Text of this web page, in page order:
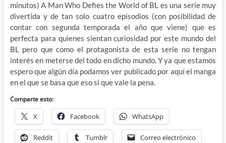
minutos) A Man Who Defies the World of BL es una serie muy
divertida y de tan solo cuatro episodios (con posibilidad de
contar con segunda temporada el año que viene) que es
perfecta para quienes sientan curiosidad por este mundo del
BL pero que como el protagonista de esta serie no tengan
interés en meterse del todo en dicho mundo. Y ya que estamos
espero que algún día podamos ver publicado por aquí el manga
en el que se basa que eso si que vale la pena.
Comparte esto:
X Facebook WhatsApp
Reddit Tumblr Correo electrónico